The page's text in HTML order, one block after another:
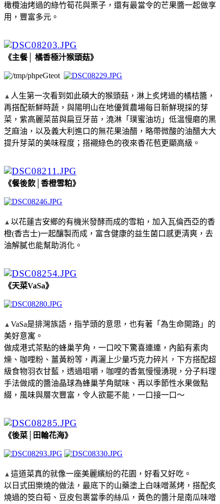
橄欖油烤過的綠竹筍花與栗子，還有最當令的芒果醬一起做享
用，豐富多元。
《主餐│ 橘香極汁猴頭菇》
▲ 人生第一次看到如此碩大的猴頭菇，淋上炙烤過的橘桔醬，
再搭配新鮮時蔬，與陽明山在地優質農場每日新鮮現採的芽
菜，紫高麗菜苗與扁豆牙苗，澆淋「璞蜜油坊」低温慢磨的黑
芝麻油，以及義大利進口的無花果油醋，略帶微酸的油醋大大
提升芽菜的美味程度；搭襯綠色的夜來香花苞更顯高級。
《餐後飲│香橙雪粕》
▲ 以花蓮吉安鄉的有機米發酵而成的雪粕，加入瓦倫西亞的香
橙(香吉士)一起釀製而成，富含健康的益生菌口感更清爽，去
油解膩也能幫助消化。
《天菜VaSa》
▲ VaSa是排灣族語，指芋頭的意思，也有著「為生命開路」的
美好意寓。
做成港式茶點的蜂巢芋角，一口咬下驚喜連連，內餡有素肉
燥、咖哩粉、薑黃粉等，再灑上少量巧克力碎片，下方搭配超
級食物羽衣甘藍，透過咀嚼，咖哩的香氣慢慢湧現，分子料理
手法做成的醬油晶球為蜂巢芋角賦味、再以季節性水果做點
綴，風味與層次豐富，令人欲罷不能，一口接一口～
《後菜│田輪花海》
▲ 這道菜真的就像一座美麗繽紛的花園，好看又好吃。
以日式田樂燒的做法，最底下的山藥塗上白味噌蒸烤，搭配炙
燒過的筊白筍、豆皮包裹當季的絲瓜，黃色的醬汁是南瓜味噌